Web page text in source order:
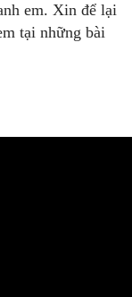
em. Xin để lại
tại những bài